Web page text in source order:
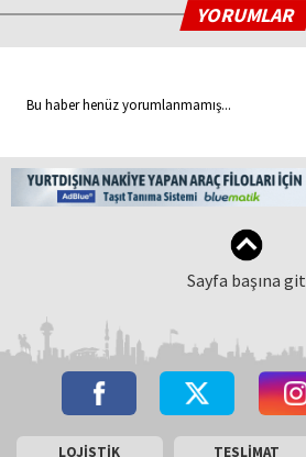
YORUMLAR
Bu haber henüz yorumlanmamış...
Sayfa başına git
LOJİSTİK TESLİMAT